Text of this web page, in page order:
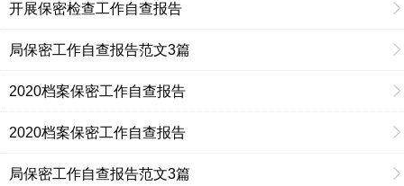
开展保密检查工作自查报告
局保密工作自查报告范文3篇
2020档案保密工作自查报告
2020档案保密工作自查报告
局保密工作自查报告范文3篇